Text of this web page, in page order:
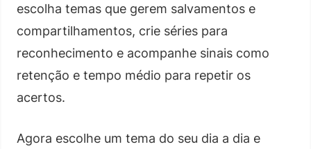
escolha temas que gerem salvamentos e
compartilhamentos, crie séries para
reconhecimento e acompanhe sinais como
retenção e tempo médio para repetir os
acertos.
Agora escolhe um tema do seu dia a dia e